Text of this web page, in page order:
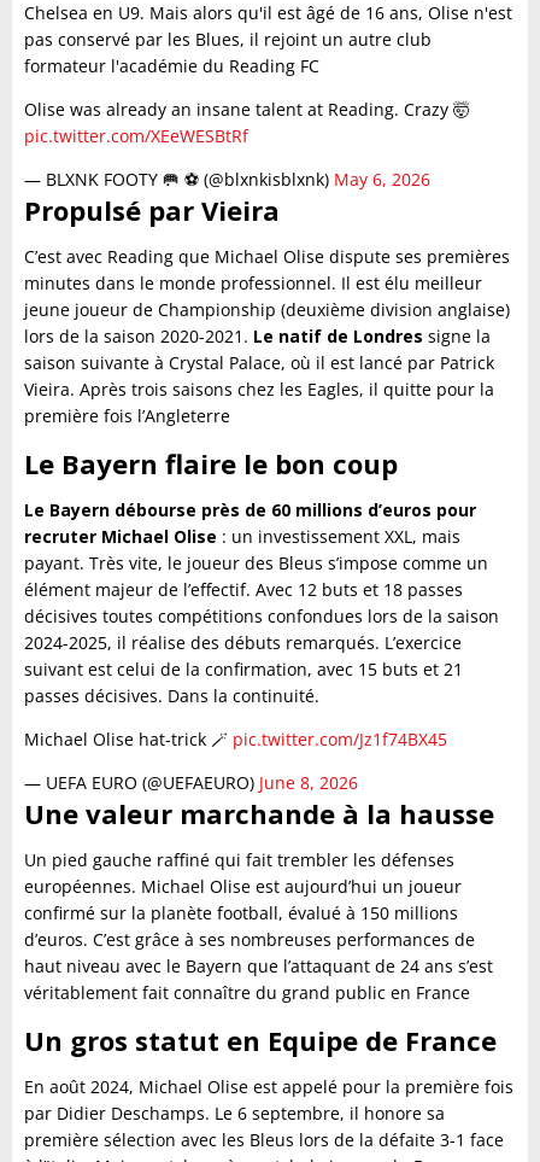
Chelsea en U9. Mais alors qu'il est âgé de 16 ans, Olise n'est
pas conservé par les Blues, il rejoint un autre club
formateur l'académie du Reading FC
Olise was already an insane talent at Reading. Crazy 🤯
pic.twitter.com/XEeWESBtRf
— BLXNK FOOTY 🥅 ⚽ (@blxnkisblxnk) May 6, 2026
Propulsé par Vieira
C’est avec Reading que Michael Olise dispute ses premières
minutes dans le monde professionnel. Il est élu meilleur
jeune joueur de Championship (deuxième division anglaise)
lors de la saison 2020-2021. Le natif de Londres signe la
saison suivante à Crystal Palace, où il est lancé par Patrick
Vieira. Après trois saisons chez les Eagles, il quitte pour la
première fois l’Angleterre
Le Bayern flaire le bon coup
Le Bayern débourse près de 60 millions d’euros pour
recruter Michael Olise : un investissement XXL, mais
payant. Très vite, le joueur des Bleus s’impose comme un
élément majeur de l’effectif. Avec 12 buts et 18 passes
décisives toutes compétitions confondues lors de la saison
2024-2025, il réalise des débuts remarqués. L’exercice
suivant est celui de la confirmation, avec 15 buts et 21
passes décisives. Dans la continuité.
Michael Olise hat-trick 🪄 pic.twitter.com/Jz1f74BX45
— UEFA EURO (@UEFAEURO) June 8, 2026
Une valeur marchande à la hausse
Un pied gauche raffiné qui fait trembler les défenses
européennes. Michael Olise est aujourd’hui un joueur
confirmé sur la planète football, évalué à 150 millions
d’euros. C’est grâce à ses nombreuses performances de
haut niveau avec le Bayern que l’attaquant de 24 ans s’est
véritablement fait connaître du grand public en France
Un gros statut en Equipe de France
En août 2024, Michael Olise est appelé pour la première fois
par Didier Deschamps. Le 6 septembre, il honore sa
première sélection avec les Bleus lors de la défaite 3-1 face